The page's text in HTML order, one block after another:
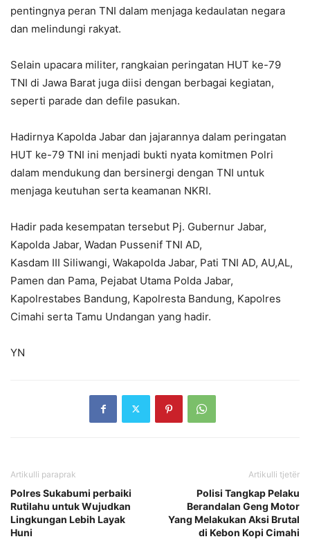
pentingnya peran TNI dalam menjaga kedaulatan negara
dan melindungi rakyat.
Selain upacara militer, rangkaian peringatan HUT ke-79
TNI di Jawa Barat juga diisi dengan berbagai kegiatan,
seperti parade dan defile pasukan.
Hadirnya Kapolda Jabar dan jajarannya dalam peringatan
HUT ke-79 TNI ini menjadi bukti nyata komitmen Polri
dalam mendukung dan bersinergi dengan TNI untuk
menjaga keutuhan serta keamanan NKRI.
Hadir pada kesempatan tersebut Pj. Gubernur Jabar,
Kapolda Jabar, Wadan Pussenif TNI AD,
Kasdam III Siliwangi, Wakapolda Jabar, Pati TNI AD, AU,AL,
Pamen dan Pama, Pejabat Utama Polda Jabar,
Kapolrestabes Bandung, Kapolresta Bandung, Kapolres
Cimahi serta Tamu Undangan yang hadir.
YN
Artikulli paraprak
Polres Sukabumi perbaiki
Rutilahu untuk Wujudkan
Lingkungan Lebih Layak
Huni
Artikulli tjetër
Polisi Tangkap Pelaku
Berandalan Geng Motor
Yang Melakukan Aksi Brutal
di Kebon Kopi Cimahi